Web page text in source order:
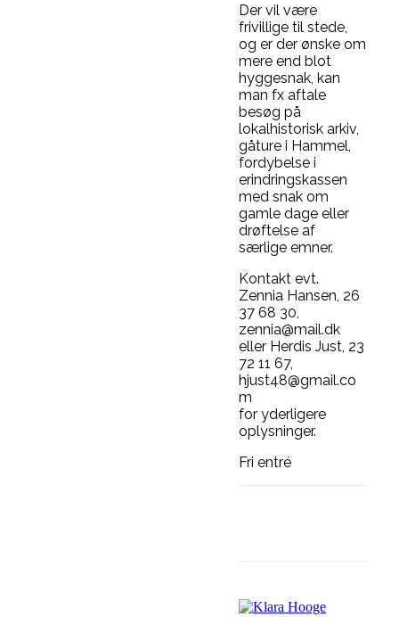
Der vil være
frivillige til stede,
og er der ønske om
mere end blot
hyggesnak, kan
man fx aftale
besøg på
lokalhistorisk arkiv,
gåture i Hammel,
fordybelse i
erindringskassen
med snak om
gamle dage eller
drøftelse af
særlige emner.
Kontakt evt.
Zennia Hansen, 26
37 68 30,
zennia@mail.dk
eller Herdis Just, 23
72 11 67,
hjust48@gmail.co
m
for yderligere
oplysninger.
Fri entré